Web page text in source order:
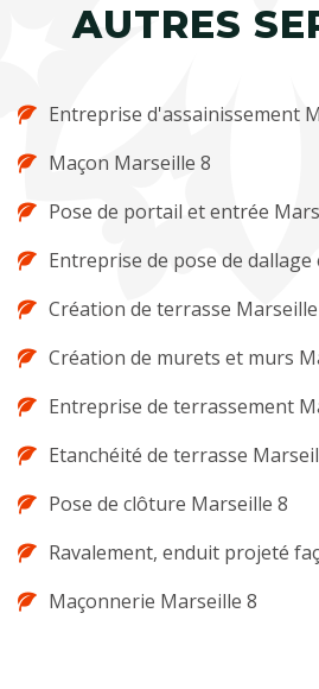
AUTRES
Entreprise d'assainissement
Maçon Marseille 8
Pose de portail et entrée
Entreprise de pose de
Création de terrasse
Création de murets et murs
Entreprise de terrassement
Etanchéité de terrasse
Pose de clôture Marseille 8
Ravalement, enduit projeté
Maçonnerie Marseille 8